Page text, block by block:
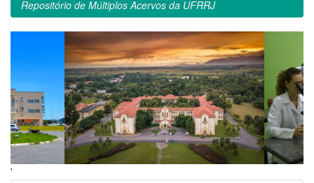
Repositório de Múltiplos Acervos da UFRRJ
'